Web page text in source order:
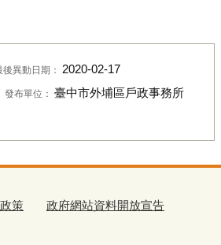
後異動日期： 2020-02-17
發布單位： 臺中市外埔區戶政事務所
策 政府網站資料開放宣告